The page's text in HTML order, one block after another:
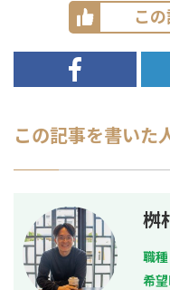
こ
この記事を書いた
桝
職種
希